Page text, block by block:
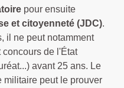
pour ensuite
et citoyenneté (JDC).
il ne peut notamment
concours de l'État
avant 25 ans. Le
militaire peut le prouver